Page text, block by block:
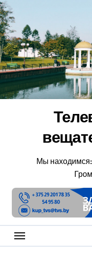
Перейти
к
содержанию
Мы